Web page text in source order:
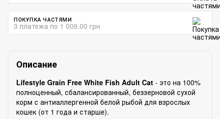
ПОКУПКА ЧАСТЯМИ
3 платежа по 1 009.00 грн
Описание
Lifestyle Grain Free White Fish Adult Cat - это на 100%
полноценный, сбалансированный, беззерновой сухой
корм с антиаллергенной белой рыбой для взрослых
кошек (от 1 года и старше).